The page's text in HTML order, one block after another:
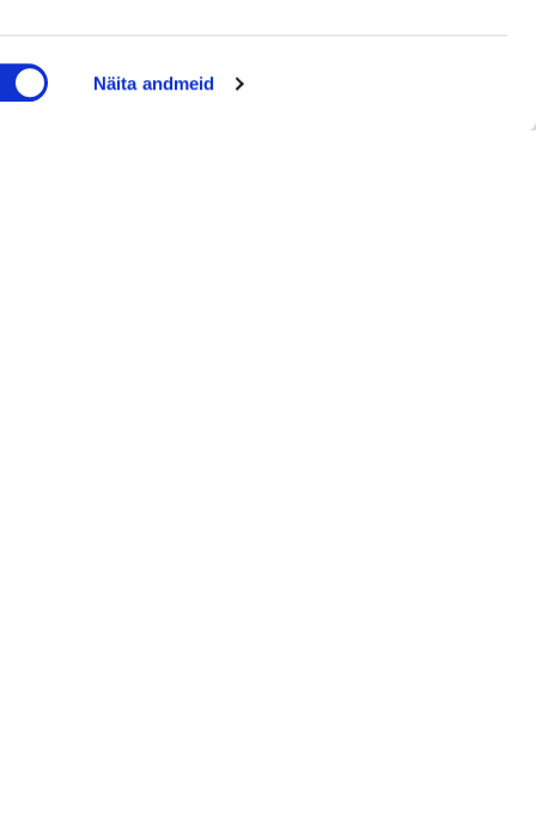
Näita andmeid
referentse müüdud ettevõtetest
Jätke kontaktisoov